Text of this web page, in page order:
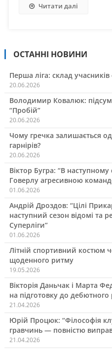
Читати далі
ОСТАННІ НОВИНИ
Перша ліга: склад
20.06.2026
Володимир Ковалюк:
“Пробій”
20.06.2026
Чому гречка залишається
гарнірів?
20.06.2026
Віктор Бугра: “В
Говерлу агресивною
01.06.2026
Андрій Дроздов: “Цілі
наступний сезон відомі та
Суперліги”
01.06.2026
Літній спортивний костюм
щоденного ритму
19.05.2026
Вікторія Даньчак і Марта
на підготовку до дебютного
21.04.2026
Юрій Процюк: “Філософія
гравчинь — повністю
21.04.2026